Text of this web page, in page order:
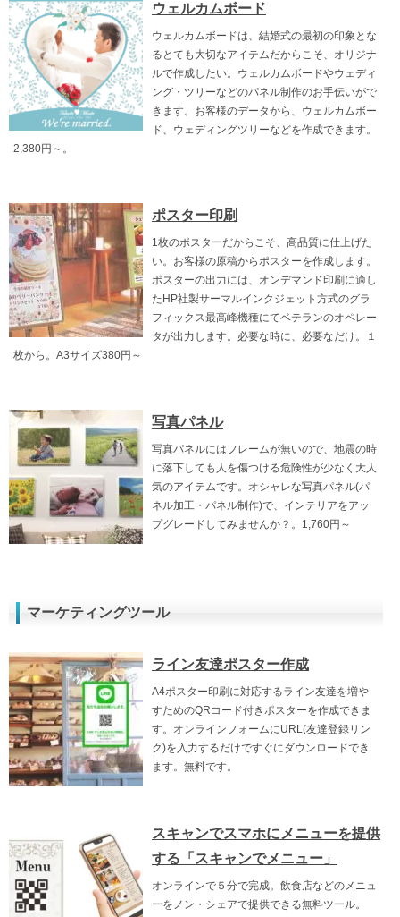
ウェルカムボード
ウェルカムボードは、結婚式の最初の印象とな
るとても大切なアイテムだからこそ、オリジナ
ルで作成したい。ウェルカムボードやウェディ
ング・ツリーなどのパネル制作のお手伝いがで
きます。お客様のデータから、ウェルカムボー
ド、ウェディングツリーなどを作成できます。
2,380円～。
ポスター印刷
1枚のポスターだからこそ、高品質に仕上げた
い。お客様の原稿からポスターを作成します。
ポスターの出力には、オンデマンド印刷に適し
たHP社製サーマルインクジェット方式のグラ
フィックス最高峰機種にてベテランのオペレー
タが出力します。必要な時に、必要なだけ。１
枚から。A3サイズ380円～
写真パネル
写真パネルにはフレームが無いので、地震の時
に落下しても人を傷つける危険性が少なく大人
気のアイテムです。オシャレな写真パネル(パ
ネル加工・パネル制作)で、インテリアをアッ
プグレードしてみませんか？。1,760円～
マーケティングツール
ライン友達ポスター作成
A4ポスター印刷に対応するライン友達を増や
すためのQRコード付きポスターを作成できま
す。オンラインフォームにURL(友達登録リン
ク)を入力するだけですぐにダウンロードでき
ます。無料です。
スキャンでスマホにメニューを提供
する「スキャンでメニュー」
オンラインで５分で完成。飲食店などのメニュ
ーをノン・シェアで提供できる無料ツール。